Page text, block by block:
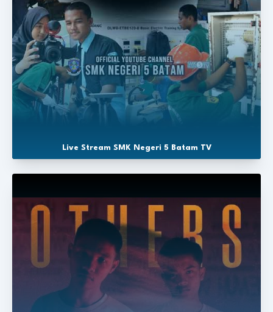
Live Stream SMK Negeri 5 Batam TV